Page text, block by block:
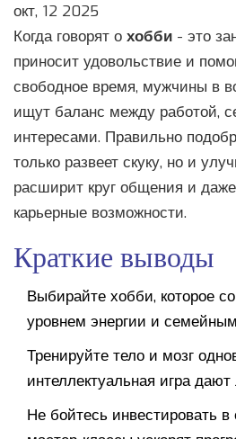
окт, 12 2025
Когда говорят о хобби - это
приносит удовольствие и
свободное время, мужчины в
ищут баланс между работой,
интересами. Правильно
только развеет скуку, но и
расширит круг общения и
карьерные возможности.
Краткие выводы
Выбирайте хобби, которое
уровнем энергии и
Тренируйте тело и мозг
интеллектуальная игра
Не бойтесь инвестировать в